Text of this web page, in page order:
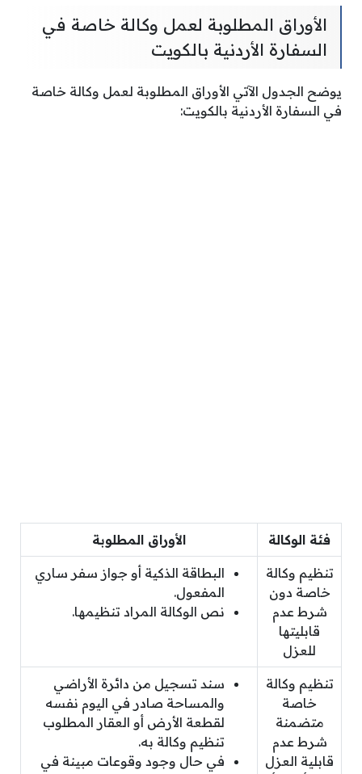
الأوراق المطلوبة لعمل وكالة خاصة في
السفارة الأردنية بالكويت
يوضح الجدول الآتي الأوراق المطلوبة لعمل وكالة خاصة
في السفارة الأردنية بالكويت:
فئة الوكالة الأوراق المطلوبة
تنظيم وكالة
خاصة دون
شرط عدم
قابليتها
للعزل
البطاقة الذكية أو جواز سفر ساري
المفعول.
نص الوكالة المراد تنظيمها.
تنظيم وكالة
خاصة
متضمنة
شرط عدم
قابلية العزل
سند تسجيل من دائرة الأراضي
والمساحة صادر في اليوم نفسه
لقطعة الأرض أو العقار المطلوب
تنظيم وكالة به.
في حال وجود وقوعات مبينة في